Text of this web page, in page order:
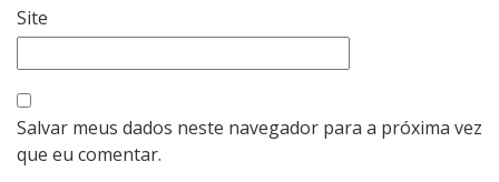
Site
Salvar meus dados neste navegador para a próxima vez
que eu comentar.